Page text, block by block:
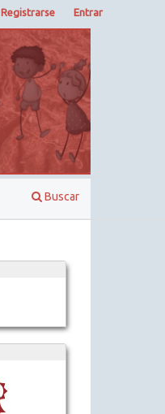
Buscar
Registrarse Entrar